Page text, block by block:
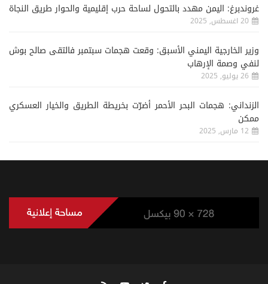
غروندبرغ: اليمن مهدد بالتحول لساحة حرب إقليمية والحوار طريق النجاة
20 اغسطس, 2025
وزير الخارجية اليمني الأسبق: وقعت هجمات سبتمبر فالتقى صالح بوش
لنفي وصمة الإرهاب
26 يوليو, 2025
الزنداني: هجمات البحر الأحمر أضرّت بخريطة الطريق والخيار العسكري
ممكن
12 مارس, 2025